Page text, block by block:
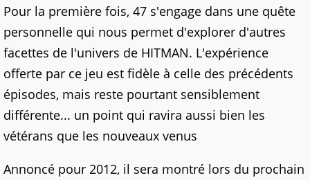
Pour la première fois, 47 s'engage dans une quête
personnelle qui nous permet d'explorer d'autres
facettes de l'univers de HITMAN. L'expérience
offerte par ce jeu est fidèle à celle des précédents
épisodes, mais reste pourtant sensiblement
différente... un point qui ravira aussi bien les
vétérans que les nouveaux venus
Annoncé pour 2012, il sera montré lors du prochain